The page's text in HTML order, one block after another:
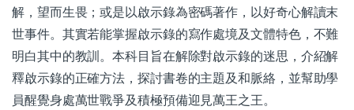
解，望而生畏；或是以啟示錄為密碼著作，以好奇心解讀末
世事件。其實若能掌握啟示錄的寫作處境及文體特色，不難
明白其中的教訓。本科目旨在解除對啟示錄的迷思，介紹解
釋啟示錄的正確方法，探討書卷的主題及和脈絡，並幫助學
員醒覺身處萬世戰爭及積極預備迎見萬王之王。